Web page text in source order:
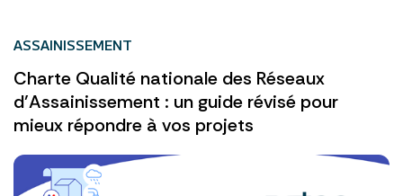
ASSAINISSEMENT
Charte Qualité nationale des Réseaux
d’Assainissement : un guide révisé pour
mieux répondre à vos projets